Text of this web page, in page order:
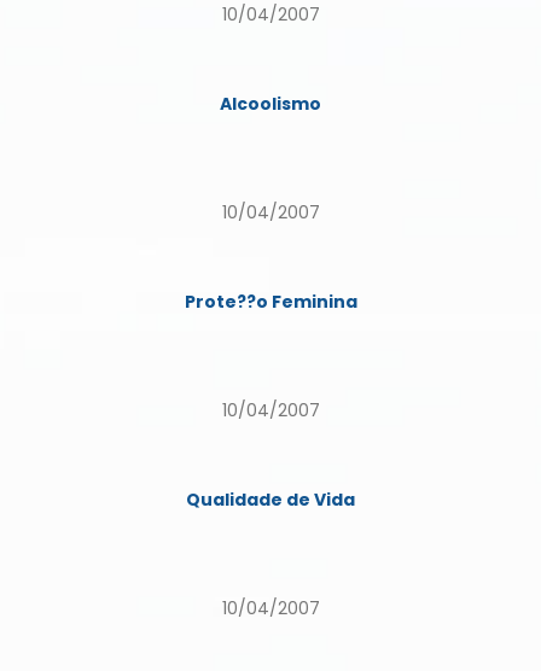
10/04/2007
Alcoolismo
10/04/2007
Prote??o Feminina
10/04/2007
Qualidade de Vida
10/04/2007